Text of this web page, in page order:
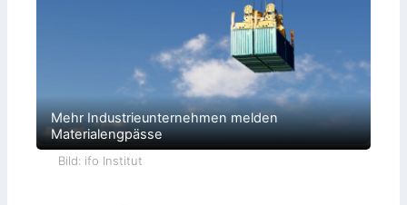
Mehr Industrieunternehmen melden
Materialengpässe
Bild: ifo Institut